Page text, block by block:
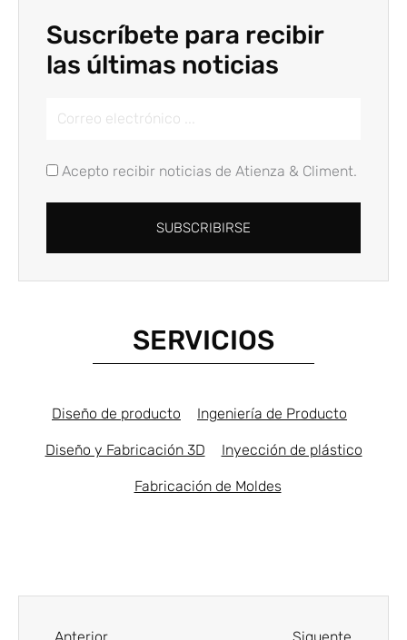
Suscríbete para recibir
las últimas noticias
Email
Acepto recibir noticias de Atienza & Climent.
SUBSCRIBIRSE
SERVICIOS
Diseño de producto Ingeniería de Producto
Diseño y Fabricación 3D Inyección de plástico
Fabricación de Moldes